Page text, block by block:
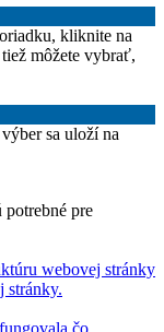
kliknite na
môžete vybrať,
sa uloží na
pre
webovej stránky
stránky.
čo